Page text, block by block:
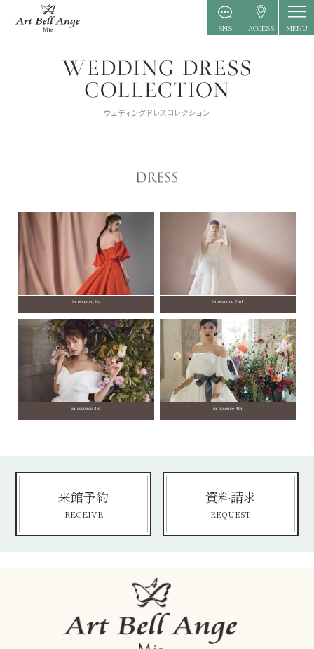
SNS ACCESS MENU
in essence 1st in essence 2nd
in essence 3rd in essence 4th
来館予約
RECEIVE
資料請求
REQUEST